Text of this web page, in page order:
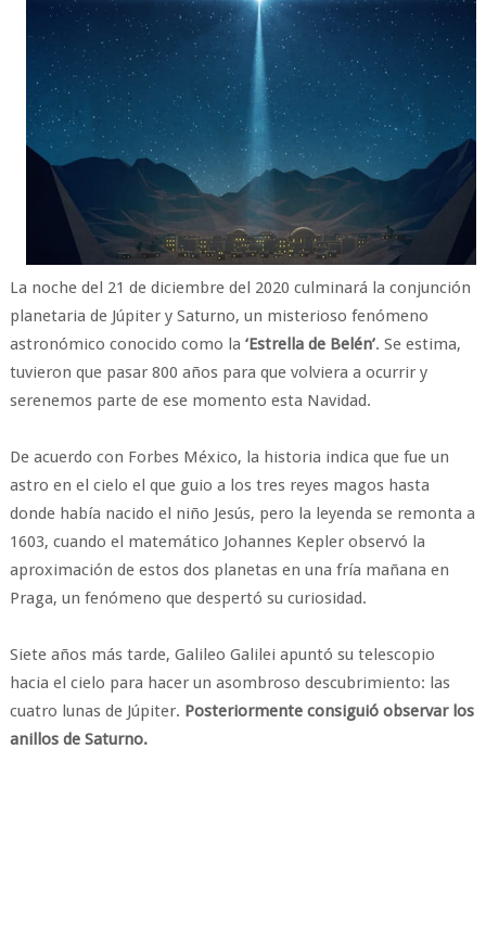
La noche del 21 de diciembre del 2020 culminará la conjunción
planetaria de Júpiter y Saturno, un misterioso fenómeno
astronómico conocido como la ‘Estrella de Belén’. Se estima,
tuvieron que pasar 800 años para que volviera a ocurrir y
serenemos parte de ese momento esta Navidad.
De acuerdo con Forbes México, la historia indica que fue un
astro en el cielo el que guio a los tres reyes magos hasta
donde había nacido el niño Jesús, pero la leyenda se remonta a
1603, cuando el matemático Johannes Kepler observó la
aproximación de estos dos planetas en una fría mañana en
Praga, un fenómeno que despertó su curiosidad.
Siete años más tarde, Galileo Galilei apuntó su telescopio
hacia el cielo para hacer un asombroso descubrimiento: las
cuatro lunas de Júpiter. Posteriormente consiguió observar los
anillos de Saturno.